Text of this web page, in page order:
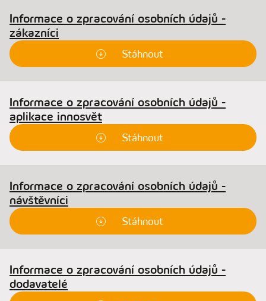
Informace o zpracování osobních údajů -
zákazníci
Stáhnout
Informace o zpracování osobních údajů -
aplikace innosvět
Stáhnout
Informace o zpracování osobních údajů -
návštěvníci
Stáhnout
Informace o zpracování osobních údajů -
dodavatelé